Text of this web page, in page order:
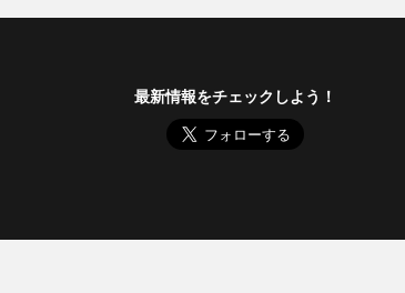
最新情報をチェックしよう！